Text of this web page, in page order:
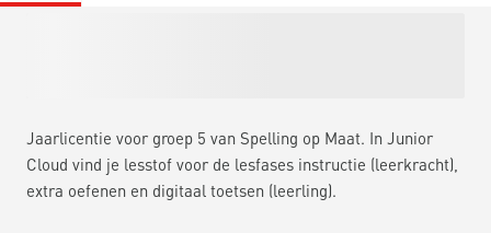
Jaarlicentie voor groep 5 van Spelling op Maat. In Junior
Cloud vind je lesstof voor de lesfases instructie (leerkracht),
extra oefenen en digitaal toetsen (leerling).